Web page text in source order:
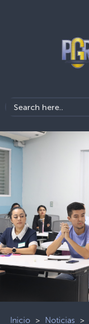
Inicio > Noticias>